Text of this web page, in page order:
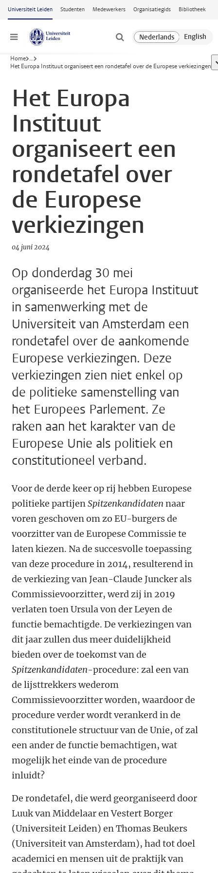
Ga naar hoofdinhoud
Universiteit Leiden Studenten Medewerkers Organisatiegids Bibliotheek
Menu
Home ...
Het Europa Instituut organiseert een rondetafel over de Europese verkiezingen
Het Europa
Instituut
organiseert een
rondetafel over
de Europese
verkiezingen
04 juni 2024
Op donderdag 30 mei
organiseerde het Europa Instituut
in samenwerking met de
Universiteit van Amsterdam een
rondetafel over de aankomende
Europese verkiezingen. Deze
verkiezingen zien niet enkel op
de politieke samenstelling van
het Europees Parlement. Ze
raken aan het karakter van de
Europese Unie als politiek en
constitutioneel verband.
Voor de derde keer op rij hebben Europese
politieke partijenSpitzenkandidaten naar
voren geschoven om zo EU-burgers de
voorzitter van de Europese Commissie te
laten kiezen. Na de succesvolle toepassing
van deze procedure in 2014, resulterend in
de verkiezing van Jean-Claude Juncker als
Commissievoorzitter, werd zij in 2019
verlaten toen Ursula von der Leyen de
functie bemachtigde. De verkiezingen van
dit jaar zullen dus meer duidelijkheid
bieden over de toekomst van de
Spitzenkandidaten-procedure: zal een van
de lijsttrekkers wederom
Commissievoorzitter worden, waardoor de
procedure verder wordt verankerd in de
constitutionele structuur van de Unie, of zal
een ander de functie bemachtigen, wat
mogelijk het einde van de procedure
inluidt?
De rondetafel, die werd georganiseerd door
Luuk van Middelaar en Vestert Borger
(Universiteit Leiden) en Thomas Beukers
(Universiteit van Amsterdam), had tot doel
academici en mensen uit de praktijk van